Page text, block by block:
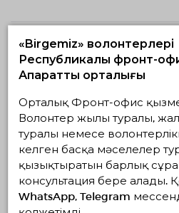
«Основы
меняет жизнь, в том
инклюзией», при
«Национальная
«Birgemiz» волонтерлері
Республикалық фронт-
Ақпараттық орталығы
Орталық Фронт-офис
Волонтер жылы туралы,
туралы немесе
келген басқа мәселелер
қызықтыратын барлық
консультация бере алады.
WhatsApp, Telegram